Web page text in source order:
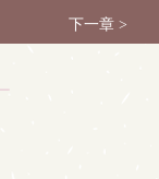
下一章 >